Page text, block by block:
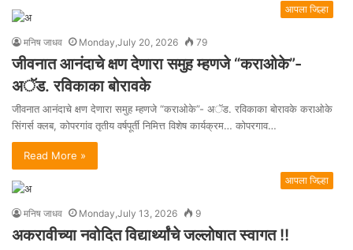
आपला जिल्हा
मनिष जाधव Monday,July 20, 2026 79
जीवनात आनंदाचे क्षण देणारा समुह म्हणजे “कराओके”-
अॅड. रविकाका बोरावके
जीवनात आनंदाचे क्षण देणारा समुह म्हणजे “कराओके”- अॅड. रविकाका बोरावके कराओके
सिंगर्स क्लब, कोपरगांव तृतीय वर्षपूर्ती निमित्त विशेष कार्यक्रम… कोपरगाव…
Read More »
आपला जिल्हा
मनिष जाधव Monday,July 13, 2026 9
अकरावीच्या नवोदित विद्यार्थ्यांचे जल्लोषात स्वागत !!